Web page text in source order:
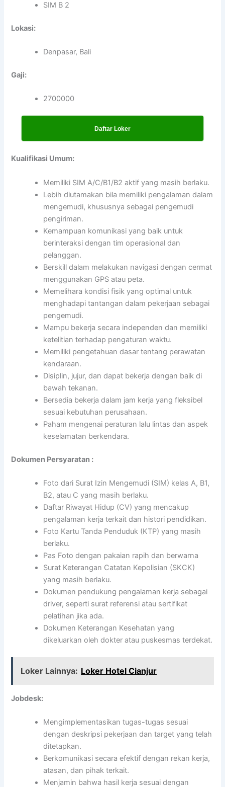
SIM B 2
Lokasi:
Denpasar, Bali
Gaji:
2700000
Daftar Loker
Kualifikasi Umum:
Memiliki SIM A/C/B1/B2 aktif yang masih berlaku.
Lebih diutamakan bila memiliki pengalaman dalam
mengemudi, khususnya sebagai pengemudi
pengiriman.
Kemampuan komunikasi yang baik untuk
berinteraksi dengan tim operasional dan
pelanggan.
Berskill dalam melakukan navigasi dengan cermat
menggunakan GPS atau peta.
Memelihara kondisi fisik yang optimal untuk
menghadapi tantangan dalam pekerjaan sebagai
pengemudi.
Mampu bekerja secara independen dan memiliki
ketelitian terhadap pengaturan waktu.
Memiliki pengetahuan dasar tentang perawatan
kendaraan.
Disiplin, jujur, dan dapat bekerja dengan baik di
bawah tekanan.
Bersedia bekerja dalam jam kerja yang fleksibel
sesuai kebutuhan perusahaan.
Paham mengenai peraturan lalu lintas dan aspek
keselamatan berkendara.
Dokumen Persyaratan :
Foto dari Surat Izin Mengemudi (SIM) kelas A, B1,
B2, atau C yang masih berlaku.
Daftar Riwayat Hidup (CV) yang mencakup
pengalaman kerja terkait dan histori pendidikan.
Foto Kartu Tanda Penduduk (KTP) yang masih
berlaku.
Pas Foto dengan pakaian rapih dan berwarna
Surat Keterangan Catatan Kepolisian (SKCK)
yang masih berlaku.
Dokumen pendukung pengalaman kerja sebagai
driver, seperti surat referensi atau sertifikat
pelatihan jika ada.
Dokumen Keterangan Kesehatan yang
dikeluarkan oleh dokter atau puskesmas terdekat.
Loker Lainnya: Loker Hotel Cianjur
Jobdesk:
Mengimplementasikan tugas-tugas sesuai
dengan deskripsi pekerjaan dan target yang telah
ditetapkan.
Berkomunikasi secara efektif dengan rekan kerja,
atasan, dan pihak terkait.
Menjamin bahwa hasil kerja sesuai dengan